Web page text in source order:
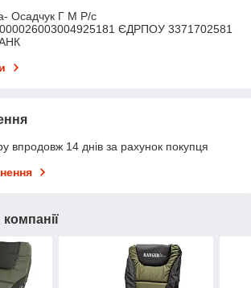
Осадчук Г М Р/c
ЄДРПОУ 3371702581
впродовж 14 днів за рахунок покупця